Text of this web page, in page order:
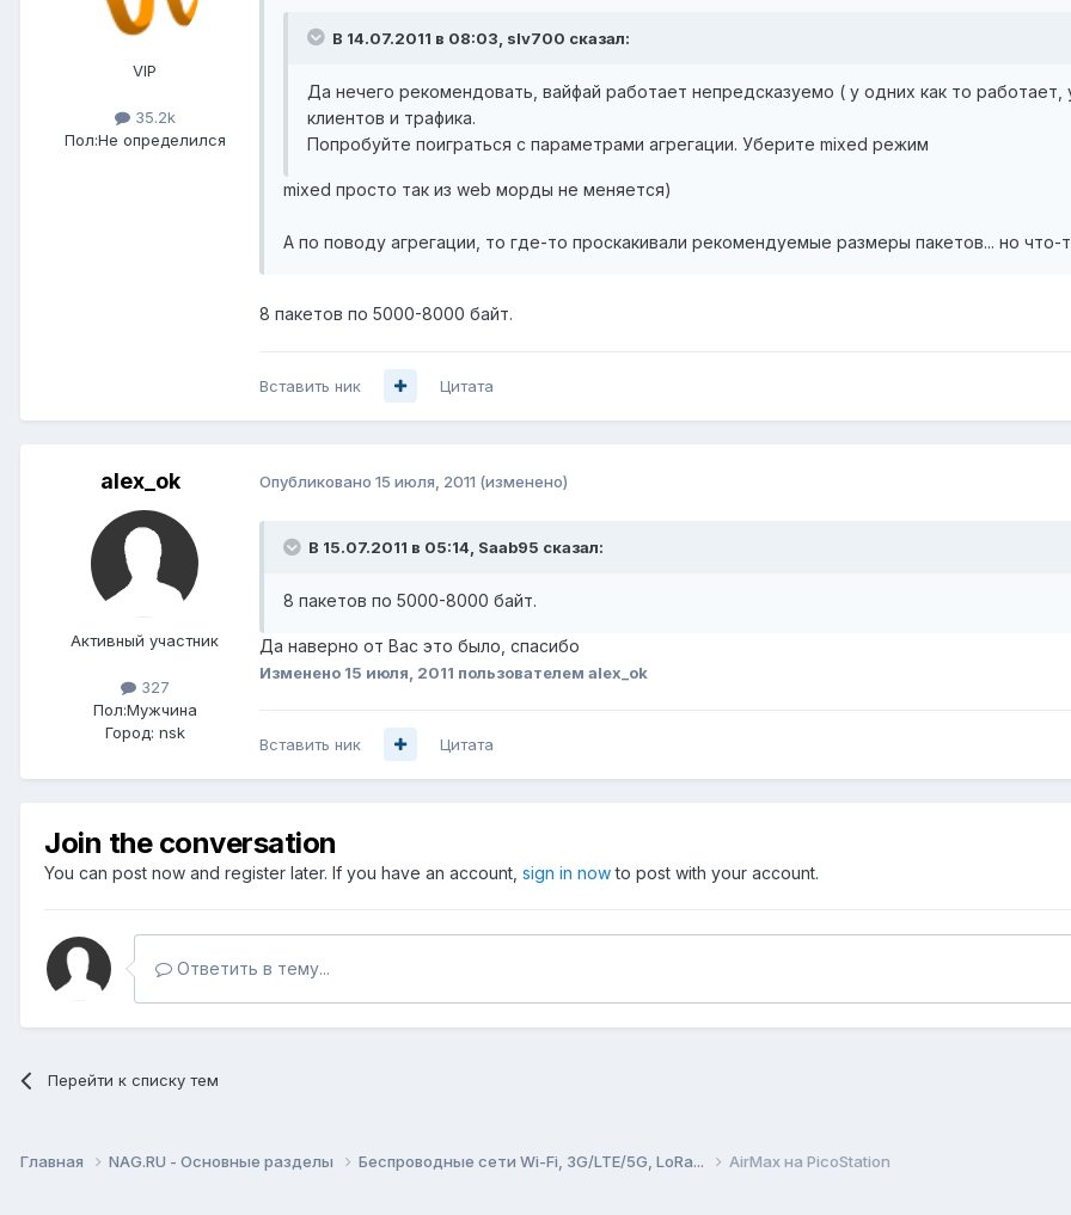
VIP
35.2k
Пол:Не определился
В 14.07.2011 в 08:03, slv700 сказал:
Да нечего рекомендовать, вайфай работает непредсказуемо ( у одних как то работает,
клиентов и трафика.
Попробуйте поиграться с параметрами агрегации. Уберите mixed режим
mixed просто так из web морды не меняется)
А по поводу агрегации, то где-то проскакивали рекомендуемые размеры пакетов... но что-
8 пакетов по 5000-8000 байт.
Вставить ник Цитата
alex_ok
Активный участник
327
Пол:Мужчина
Город: nsk
Опубликовано 15 июля, 2011 (изменено)
В 15.07.2011 в 05:14, Saab95 сказал:
8 пакетов по 5000-8000 байт.
Да наверно от Вас это было, спасибо
Изменено 15 июля, 2011 пользователем alex_ok
Вставить ник Цитата
Join the conversation
You can post now and register later. If you have an account, sign in nowto post with your account.
Ответить в тему...
Перейти к списку тем
Главная NAG.RU - Основные разделы Беспроводные сети Wi-Fi, 3G/LTE/5G, LoRa... AirMax на PicoStation